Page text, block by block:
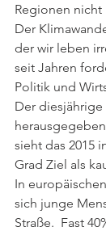
Regionen
Der
der wir leben
seit Jahren
Politik und
Der diesjährige
sieht das 2015
Grad Ziel als
In
sich junge
Straße.  Fast